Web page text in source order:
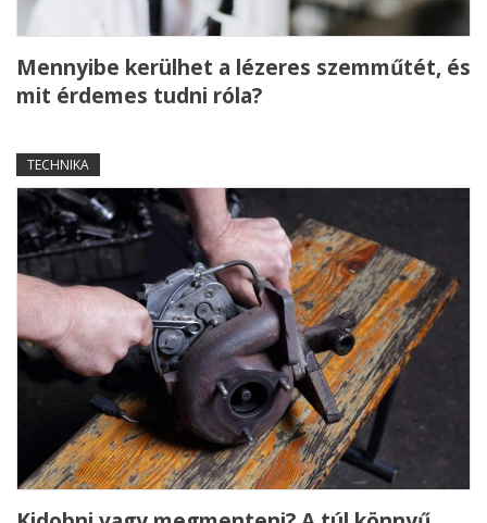
Mennyibe kerülhet a lézeres szemműtét, és
mit érdemes tudni róla?
TECHNIKA